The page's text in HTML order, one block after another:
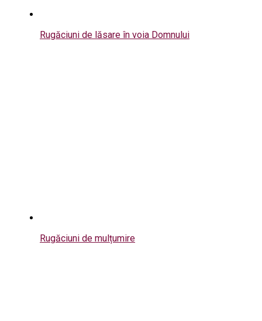
Rugăciuni de lăsare în voia Domnului
Rugăciuni de mulțumire